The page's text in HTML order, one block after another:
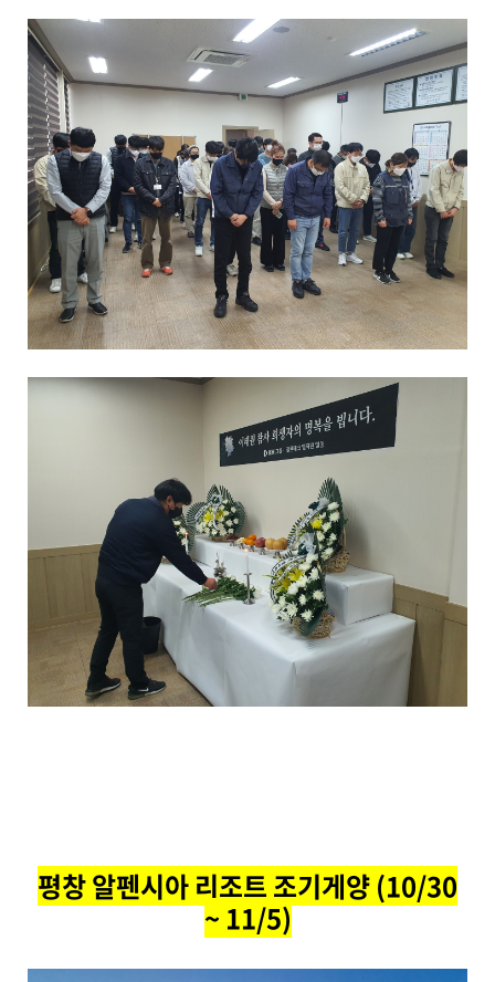
평창 알펜시아 리조트 조기게양 (10/30
~ 11/5)